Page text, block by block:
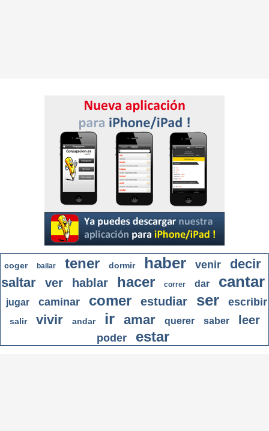
coger bailar tener dormir haber venir
decir
saltar
ver hablar hacer correr dar cantar
jugar caminar comer estudiar ser escribir
salir vivir andar ir amar querer saber leer
poder estar